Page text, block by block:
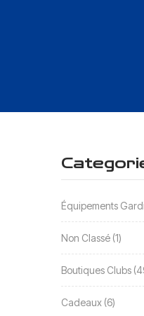
Équipements
Non Classé 1
Boutiques Clubs
Cadeaux 6